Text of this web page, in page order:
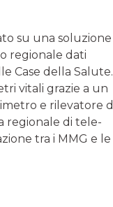
su una soluzione
regionale dati
Case della Salute.
vitali grazie a un
e rilevatore
regionale di tele-
tra i MMG e le